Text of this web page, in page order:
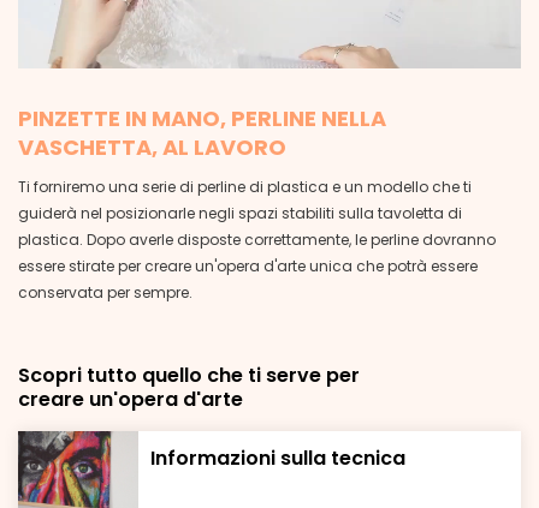
PINZETTE IN MANO, PERLINE NELLA
VASCHETTA, AL LAVORO
Ti forniremo una serie di perline di plastica e un modello che ti
guiderà nel posizionarle negli spazi stabiliti sulla tavoletta di
plastica. Dopo averle disposte correttamente, le perline dovranno
essere stirate per creare un'opera d'arte unica che potrà essere
conservata per sempre.
Scopri tutto quello che ti serve per
creare un'opera d'arte
Informazioni sulla tecnica